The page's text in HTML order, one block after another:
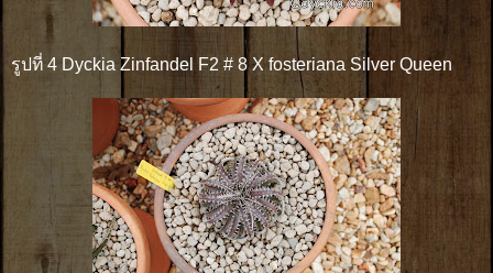
รูปที่ 4 Dyckia Zinfandel F2 # 8 X fosteriana Silver Queen